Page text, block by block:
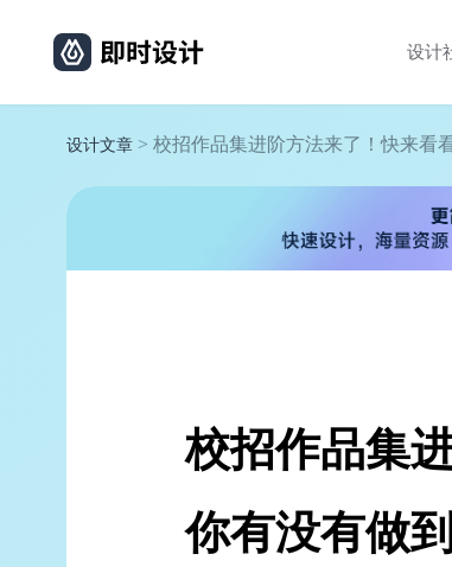
设计
设计文章 > 校招作品集进阶方法来了！快来看
校招作品集
你有没有做